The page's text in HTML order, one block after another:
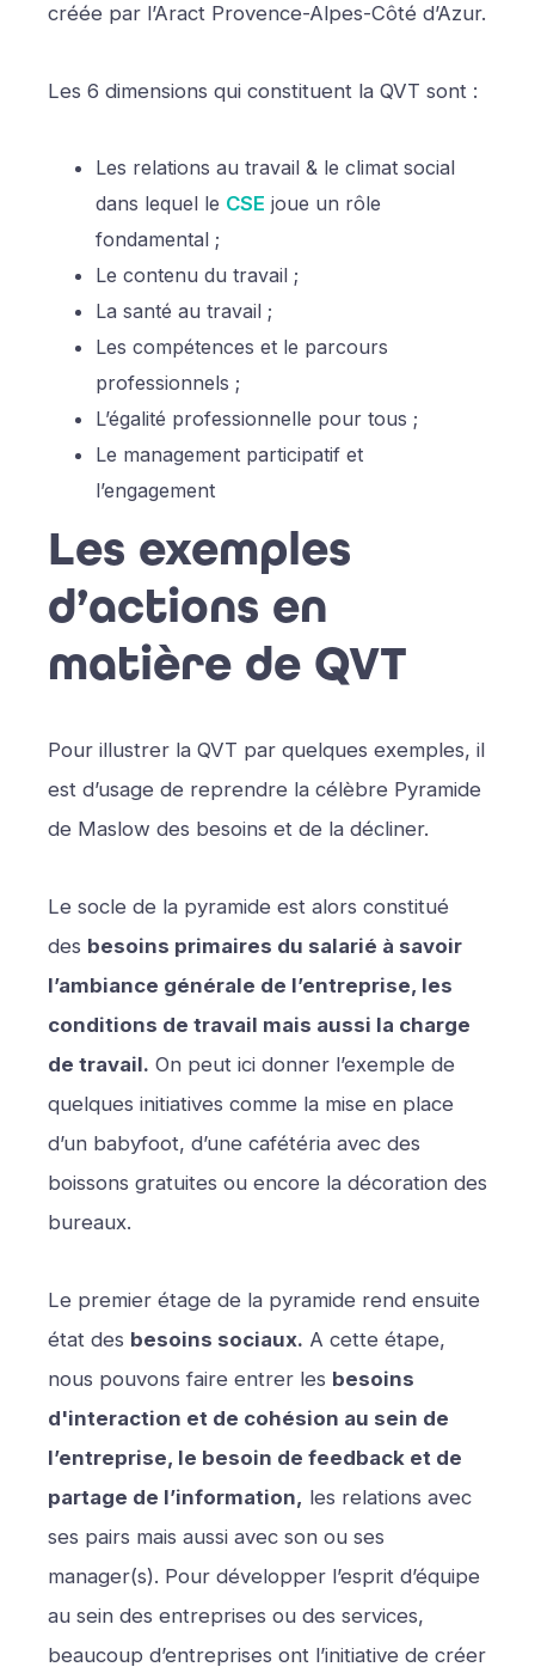
créée par l’Aract Provence-Alpes-Côté d’Azur.
Les 6 dimensions qui constituent la QVT sont :
Les relations au travail & le climat social
dans lequel le CSE joue un rôle
fondamental ;
Le contenu du travail ;
La santé au travail ;
Les compétences et le parcours
professionnels ;
L’égalité professionnelle pour tous ;
Le management participatif et
l’engagement
Les exemples
d’actions en
matière de QVT
Pour illustrer la QVT par quelques exemples, il
est d’usage de reprendre la célèbre Pyramide
de Maslow des besoins et de la décliner.
Le socle de la pyramide est alors constitué
des besoins primaires du salarié à savoir
l’ambiance générale de l’entreprise, les
conditions de travail mais aussi la charge
de travail. On peut ici donner l’exemple de
quelques initiatives comme la mise en place
d’un babyfoot, d’une cafétéria avec des
boissons gratuites ou encore la décoration des
bureaux.
Le premier étage de la pyramide rend ensuite
état des besoins sociaux. A cette étape,
nous pouvons faire entrer les besoins
d'interaction et de cohésion au sein de
l’entreprise, le besoin de feedback et de
partage de l’information, les relations avec
ses pairs mais aussi avec son ou ses
manager(s). Pour développer l’esprit d’équipe
au sein des entreprises ou des services,
beaucoup d’entreprises ont l’initiative de créer